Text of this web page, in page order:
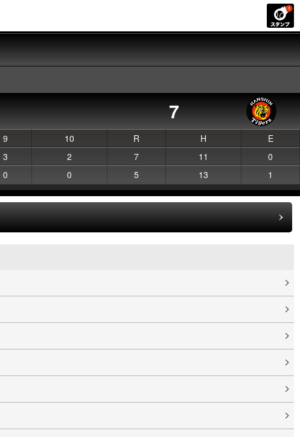
7
9 10 R H
E
3 2 7 11
0
0 0 5 13 1